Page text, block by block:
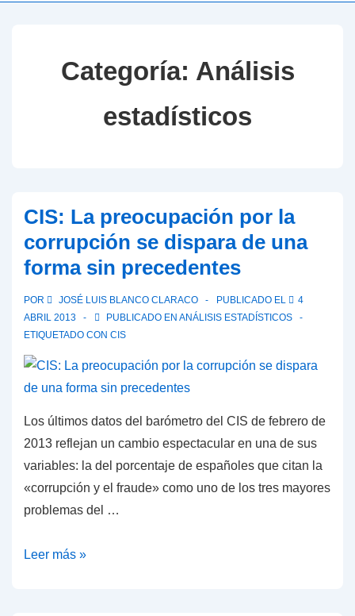
Categoría: Análisis
estadísticos
CIS: La preocupación por la
corrupción se dispara de una
forma sin precedentes
POR JOSÉ LUIS BLANCO CLARACO PUBLICADO EL
4
ABRIL 2013
PUBLICADO EN ANÁLISIS ESTADÍSTICOS
ETIQUETADO CON CIS
Los últimos datos del barómetro del CIS de febrero de
2013 reflejan un cambio espectacular en una de sus
variables: la del porcentaje de españoles que citan la
«corrupción y el fraude» como uno de los tres mayores
problemas del …
CIS:
Leer más »